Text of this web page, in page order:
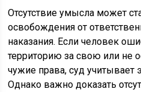
Отсутствие умысла может
освобождения от
наказания. Если человек
территорию за свою или не
чужие права, суд учитывает
Однако важно доказать